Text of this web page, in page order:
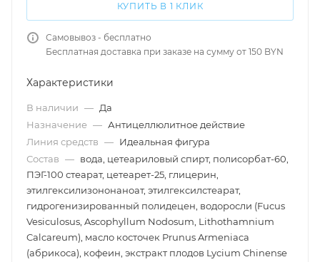
КУПИТЬ В 1 КЛИК
Самовывоз - бесплатно
Бесплатная доставка при заказе на сумму от 150 BYN
Характеристики
В наличии — Да
Назначение — Антицеллюлитное действие
Линия средств — Идеальная фигура
Состав — вода, цетеариловый спирт, полисорбат-60,
ПЭГ-100 стеарат, цетеарет-25, глицерин,
этилгексилизононаноат, этилгексилстеарат,
гидрогенизированный полидецен, водоросли (Fucus
Vesiculosus, Ascophyllum Nodosum, Lithothamnium
Calcareum), масло косточек Prunus Armeniaca
(абрикоса), кофеин, экстракт плодов Lycium Chinense